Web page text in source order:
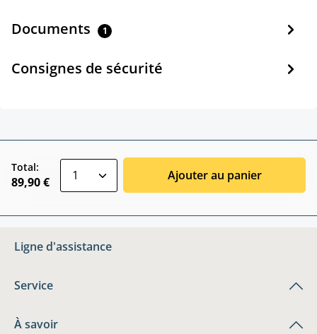
Documents 1
Consignes de sécurité
Total:
89,90 € Ajouter au panier
Ligne d'assistance
Service
À savoir